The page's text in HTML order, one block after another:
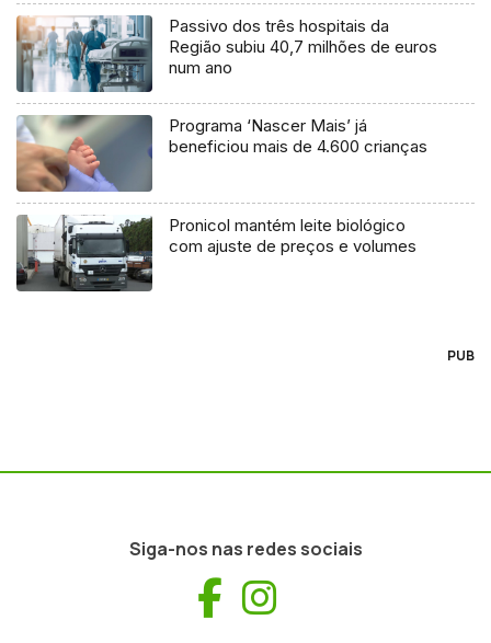
Passivo dos três hospitais da
Região subiu 40,7 milhões de euros
num ano
Programa ‘Nascer Mais’ já
beneficiou mais de 4.600 crianças
Pronicol mantém leite biológico
com ajuste de preços e volumes
PUB
Siga-nos nas redes sociais
Facebook